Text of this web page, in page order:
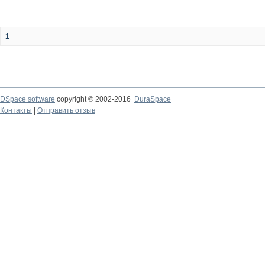
1
DSpace software copyright © 2002-2016
DuraSpace
Контакты
Отправить отзыв